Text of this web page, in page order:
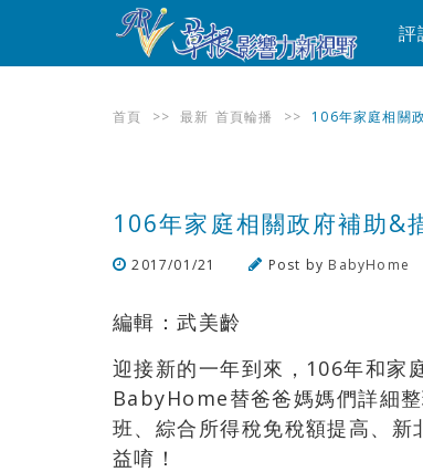
評
首頁 >> 最新 首頁輪播 >> 106年家庭相關
106年家庭相關政府補助&
2017/01/21 Post by BabyHome
編輯：武美齡
迎接新的一年到來，106年和家
BabyHome替爸爸媽媽們詳細
班、綜合所得稅免稅額提高、
益唷！